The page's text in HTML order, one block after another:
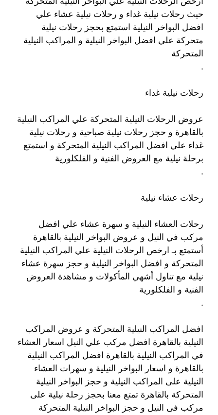
حيث رحلات نيلية غداء و رحلات نيلية عشاء علي
افضل البواخر النيلية استمتع بحجز رحلات نيلية
متحركة علي افضل البواخر النيلية و المراكب النيلية
المتحركة
.
رحلات نيلية غداء
عروض الرحلات النيلية المتحركة علي المراكب النيلية
بالقاهرة و حجز رحلات نيلية صباحية و رحلات نيلية
غداء علي افضل المراكب النيلية المتحركة و استمتع
برحلة نيلية مع العروض الفنية و الفلكلورية
.
رحلات عشاء نيلية
رحلات العشاء النيلية و سهرة عشاء علي افضل
مركب في النيل و عروض البواخر النيلية بالقاهرة
أستمتع بـ ارخص الرحلات النيلية علي المراكب النيلية
المتحركة و افضل البواخر النيلية و حجز سهرة عشاء
نيلية مع تناول أشهي المأكولات و مشاهدة العروض
الفنية و الفلكلورية
.
افضل المراكب النيلية المتحركة و عروض المراكب
النيلية بالقاهرة افضل مركب علي النيل اسعار العشاء
في المراكب النيلية بالقاهرة افضل المراكب النيلية
بالقاهرة و اسعار البواخر النيلية و سهرات العشاء
النيلية على المراكب النيلية و حجز البواخر النيلية
المتحركة بالقاهرة تمتع معنا بحجز رحلة نيلية على
مركب فى النيل و حجز البواخر النيلية المتحركة